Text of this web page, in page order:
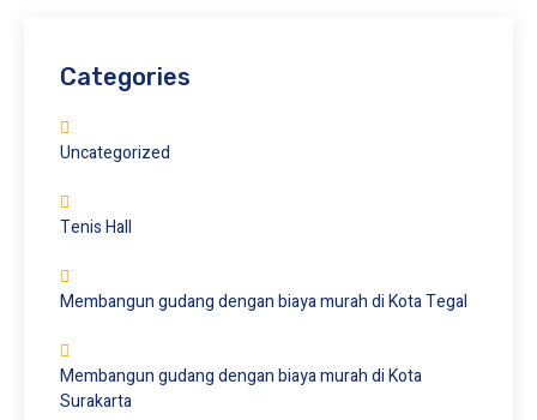
Categories
Uncategorized
Tenis Hall
Membangun gudang dengan biaya murah di Kota Tegal
Membangun gudang dengan biaya murah di Kota
Surakarta